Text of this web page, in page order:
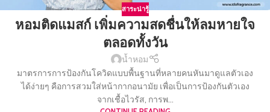
สาระน่ารู้
หอมติดแมสก์ เพิ่มความสดชื่นให้ลมหายใจ
ตลอดทั้งวัน
น้ำหอม
มาตรการการป้องกันโควิดแบบพื้นฐานที่หลายคนหันมาดูแลตัวเอง
ได้ง่ายๆ คือการสวมใส่หน้ากากอนามัย เพื่อเป็นการป้องกันตัวเอง
จากเชื้อไวรัส, การพ...